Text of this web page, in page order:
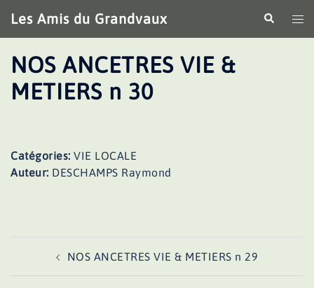
au
contenu
Les Amis du Grandvaux
le
NOS ANCETRES VIE &
METIERS n 30
Catégories: VIE LOCALE
Auteur: DESCHAMPS Raymond
d’articleNOS ANCETRES VIE & METIERS n 29